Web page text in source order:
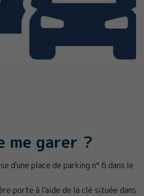
me garer ?
d'une place de parking n° 6 dans le
porte à l'aide de la clé située dans